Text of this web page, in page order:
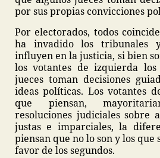
por sus propias convicciones
Por electorados, todos
ha invadido los tribunales
influyen en la justicia, si bien
los votantes de izquierda
jueces toman decisiones
ideas políticas. Los votantes
que piensan,
resoluciones judiciales sobre
justas e imparciales, la
piensan que no lo son y los que
favor de los segundos.